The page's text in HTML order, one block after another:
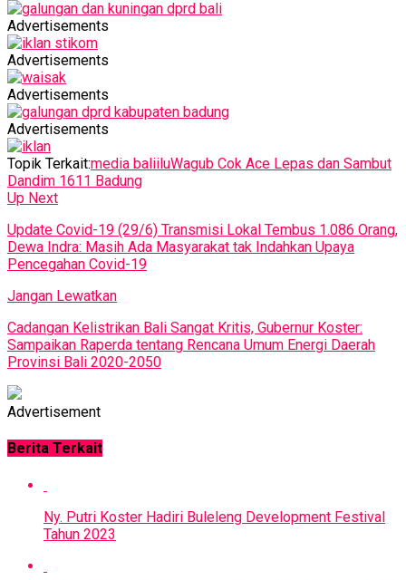
Advertisements
Advertisements
Advertisements
Advertisements
Topik Terkait:media baliiluWagub Cok Ace Lepas dan Sambut
Dandim 1611 Badung
Up Next
Update Covid-19 (29/6) Transmisi Lokal Tembus 1.086 Orang,
Dewa Indra: Masih Ada Masyarakat tak Indahkan Upaya
Pencegahan Covid-19
Jangan Lewatkan
Cadangan Kelistrikan Bali Sangat Kritis, Gubernur Koster:
Sampaikan Raperda tentang Rencana Umum Energi Daerah
Provinsi Bali 2020-2050
Advertisement
Berita Terkait
Ny. Putri Koster Hadiri Buleleng Development Festival
Tahun 2023